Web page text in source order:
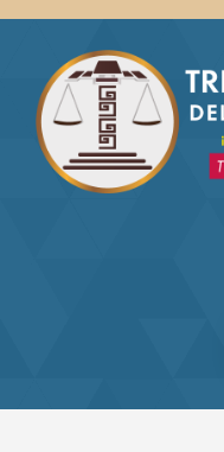
Skip to main content